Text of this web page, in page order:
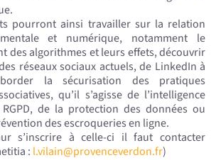
pourront ainsi travailler sur la relation
et numérique, notamment le
des algorithmes et leurs effets, découvrir
réseaux sociaux actuels, de LinkedIn à
la sécurisation des pratiques
qu’il s’agisse de l’intelligence
de la protection des données ou
des escroqueries en ligne.
s’inscrire à celle-ci il faut contacter
: l.vilain@provenceverdon.fr)